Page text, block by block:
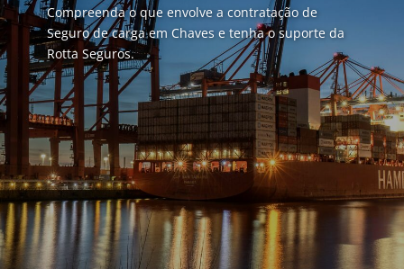
Compreenda o que envolve a contratação de
Seguro de carga em Chaves e tenha o suporte da
Rotta Seguros.